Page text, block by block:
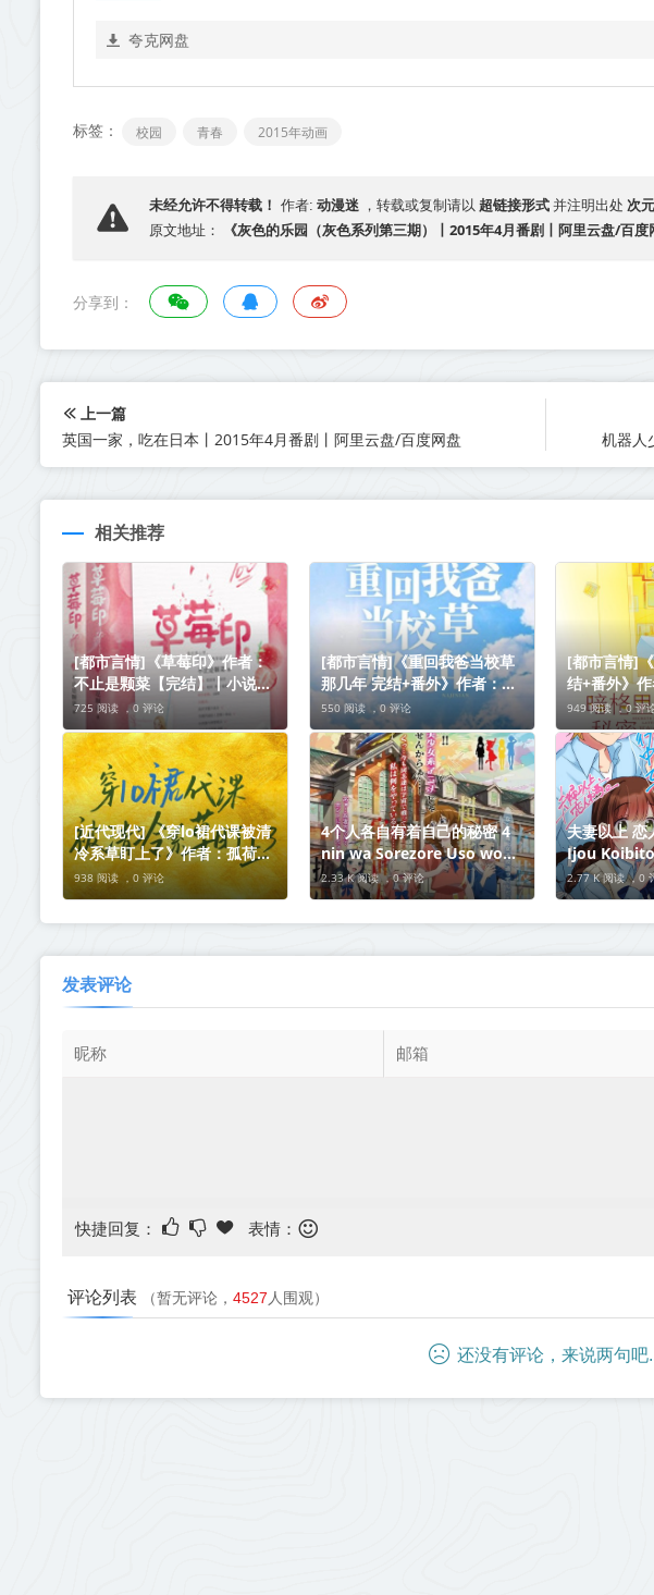
夸克网盘
标签： 校园 青春 2015年动画
未经允许不得转载！ 作者: 动漫迷 ，转载或复制请以 超链接形式 并注明出处 次
原文地址：
《灰色的乐园（灰色系列第三期）丨2015年4月番剧丨阿里云盘/百度
分享到：
上一篇
英国一家，吃在日本丨2015年4月番剧丨阿里云盘/百度网盘
机器人
相关推荐
[都市言情]《草莓印》作者：
不止是颗菜【完结】丨小说资
源百度网盘免费txt下载
725 阅读 ，0 评论
[都市言情]《重回我爸当校草
那几年 完结+番外》作者：春
风榴火【完结】丨小说资源百
度网盘免费txt下载
550 阅读 ， 0 评论
[都市言情]
结+番外》
【完结】丨
免费txt下载
949 阅读 ，0 评
[近代现代] 《穿lo裙代课被清
冷系草盯上了》作者：孤荷
【完结】丨百度网盘免费txt下
载
938 阅读 ，0 评论
4个人各自有着自己的秘密 4
nin wa Sorezore Uso wo
Tsuku 01-11 1080P MP4 简
中 2022年十月新番
2.33 K 阅读 ，0 评论
夫妻以上 恋人未满 Fuufu
Ijou Koibito Miman 01-12
1080p 简体 mp4
新番
2.77 K 阅读 ，0
发表评论
快捷回复： 表情：
评论列表 （暂无评论， 4527 人围观）
还没有评论，来说两句吧